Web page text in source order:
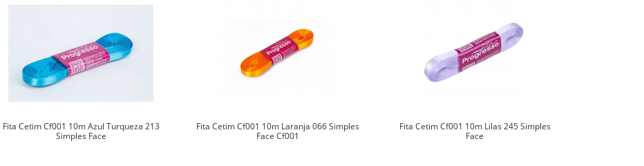
Fita Cetim Cf001 10m Azul Turqueza 213
Simples Face
Fita Cetim Cf001 10m Laranja 066 Simples
Face Cf001
Fita Cetim Cf001 10m Lilas 245 Simples
Face